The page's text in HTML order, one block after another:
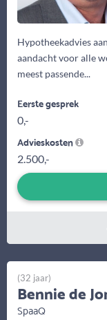
Hypotheekadvies
aandacht voor alle
meest passende...
Eerste gesprek
0,-
Advieskosten
2.500,-
(32 jaar)
Bennie de
SpaaQ